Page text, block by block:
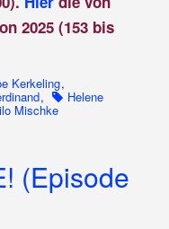
2025 (153 bis
Kerkeling,
, Helene
Mischke
(Episode